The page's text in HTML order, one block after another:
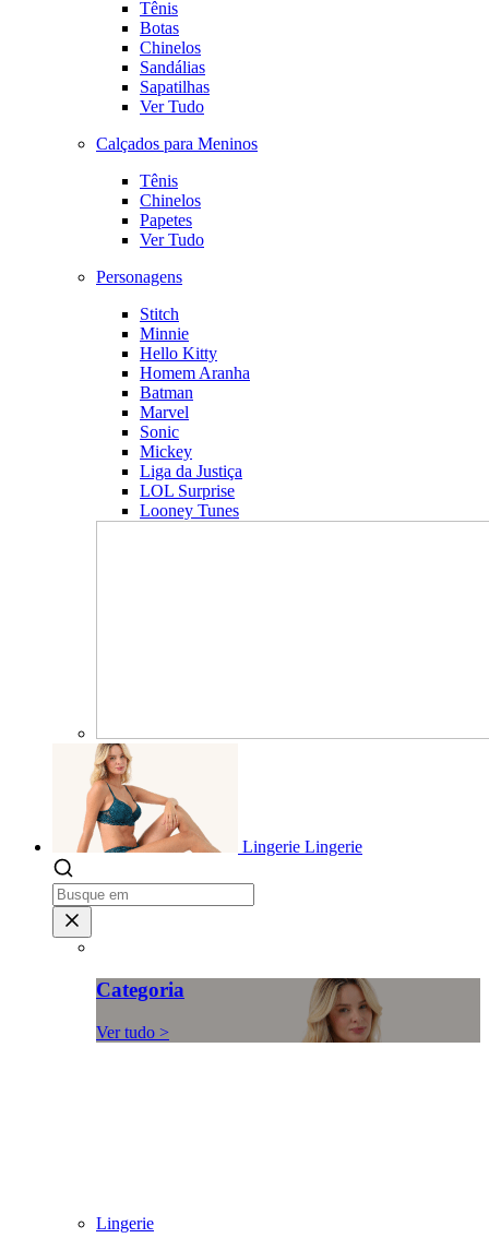
Tênis
Botas
Chinelos
Sandálias
Sapatilhas
Ver Tudo
Calçados para Meninos
Tênis
Chinelos
Papetes
Ver Tudo
Personagens
Stitch
Minnie
Hello Kitty
Homem Aranha
Batman
Marvel
Sonic
Mickey
Liga da Justiça
LOL Surprise
Looney Tunes
Lingerie Lingerie
Categoria
Ver tudo >
Lingerie